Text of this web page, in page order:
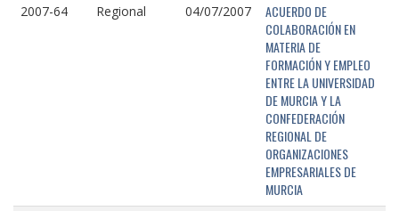
2007-64 Regional 04/07/2007
ACUERDO DE
COLABORACIÓN EN
MATERIA DE
FORMACIÓN Y EMPLEO
ENTRE LA UNIVERSIDAD
DE MURCIA Y LA
CONFEDERACIÓN
REGIONAL DE
ORGANIZACIONES
EMPRESARIALES DE
MURCIA